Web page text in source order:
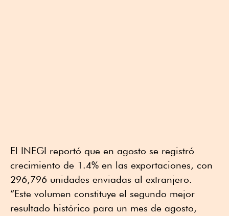
El INEGI reportó que en agosto se registró
crecimiento de 1.4% en las exportaciones, con
296,796 unidades enviadas al extranjero.
“Este volumen constituye el segundo mejor
resultado histórico para un mes de agosto,